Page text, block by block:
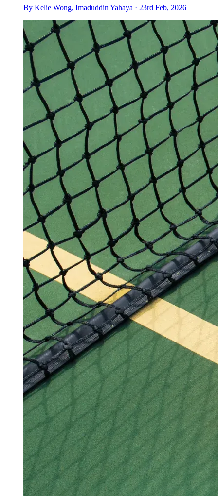
By Kelie Wong, Imaduddin Yahaya · 23rd Feb, 2026